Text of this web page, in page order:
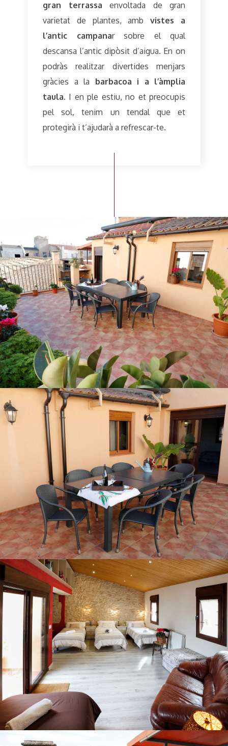
gran terrassa envoltada de gran
varietat de plantes, ambvistes a
l’antic campanar sobre el qual
descansa l’antic dipòsit d’aigua. En on
podràs realitzar divertides menjars
gràcies a la barbacoa i a l’àmplia
taula. I en ple estiu, no et preocupis
pel sol, tenim un tendal que et
protegirà i t’ajudarà a refrescar-te.